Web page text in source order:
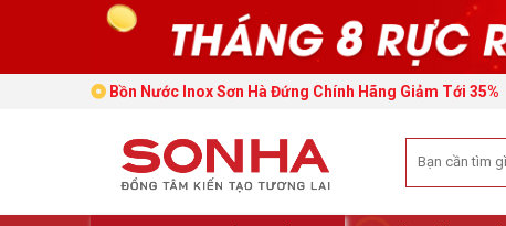
Bồn Nước Inox Sơn Hà Đứng Chính Hãng Giảm Tới 35%